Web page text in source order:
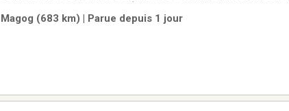
DISPONIBLE! ****DISPONIBLE CHEZ ROULOTTES ORFORD,
Magog (683 km) | Parue depuis 1 jour